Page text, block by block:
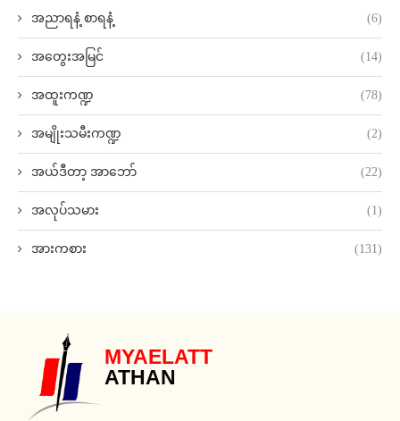
အညာရနံ့ စာရနံ့ (6)
အတွေးအမြင် (14)
အထူးကဏ္ဍ (78)
အမျိုးသမီးကဏ္ဍ (2)
အယ်ဒီတာ့ အာဘော် (22)
အလုပ်သမား (1)
အားကစား (131)
MYAELATT
ATHAN